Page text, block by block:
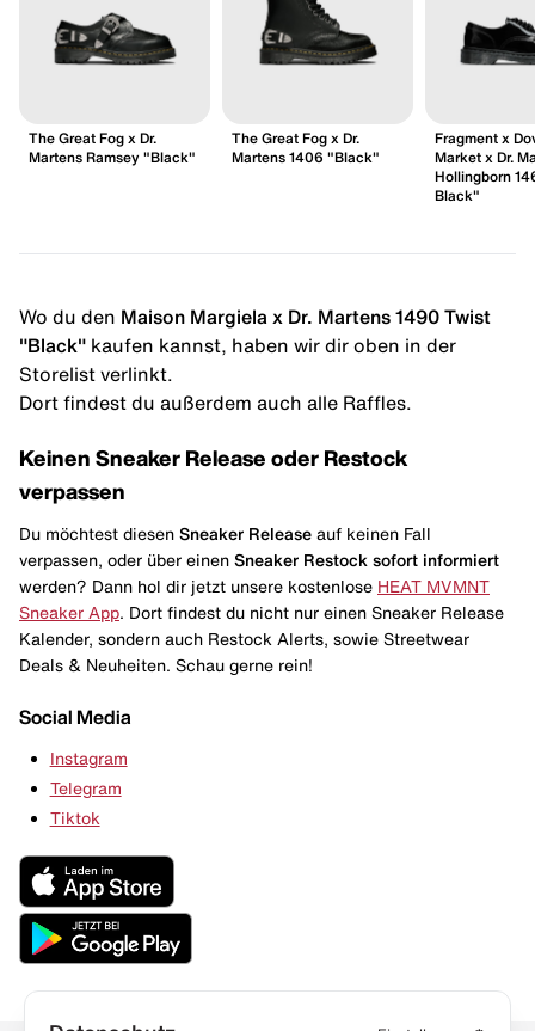
The Great Fog x Dr.
Martens Ramsey "Black"
The Great Fog x Dr.
Martens 1406 "Black"
Fragment x
Market x Dr.
Hollingborn
Black"
Wo du den Maison Margiela x Dr. Martens 1490 Twist
"Black" kaufen kannst, haben wir dir oben in der
Storelist verlinkt.
Dort findest du außerdem auch alle Raffles.
Keinen Sneaker Release oder Restock
verpassen
Du möchtest diesen Sneaker Release auf keinen Fall
verpassen, oder über einen Sneaker Restock sofort informiert
werden? Dann hol dir jetzt unsere kostenlose HEAT MVMNT
Sneaker App . Dort findest du nicht nur einen Sneaker Release
Kalender, sondern auch Restock Alerts, sowie Streetwear
Deals & Neuheiten. Schau gerne rein!
Social Media
Instagram
Telegram
Tiktok